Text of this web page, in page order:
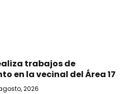
trabajos de
en la vecinal del Área 17
2026